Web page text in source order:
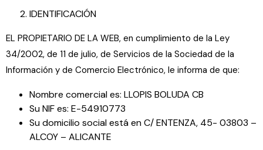
IDENTIFICACIÓN
EL PROPIETARIO DE LA WEB, en cumplimiento de la Ley
34/2002, de 11 de julio, de Servicios de la Sociedad de la
Información y de Comercio Electrónico, le informa de que:
Nombre comercial es: LLOPIS BOLUDA CB
Su NIF es: E-54910773
Su domicilio social está en C/ ENTENZA, 45- 03803 –
ALCOY – ALICANTE